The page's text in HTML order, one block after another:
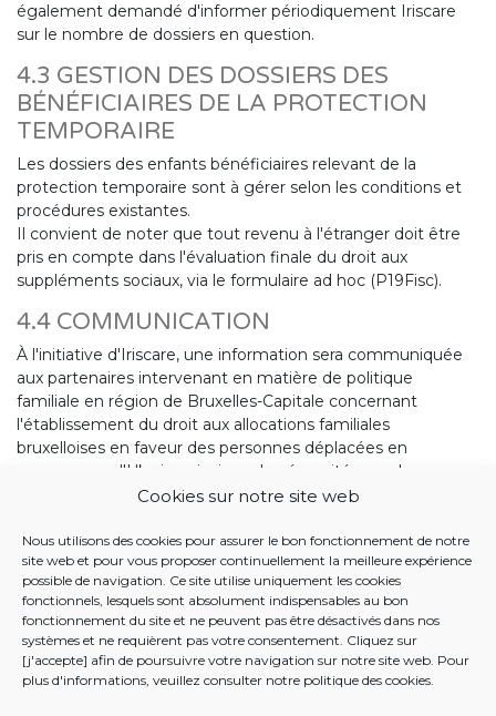
Cookies sur notre site web
Nous utilisons des cookies pour assurer le bon fonctionnement de notre
site web et pour vous proposer continuellement la meilleure expérience
possible de navigation. Ce site utilise uniquement les cookies
fonctionnels, lesquels sont absolument indispensables au bon
fonctionnement du site et ne peuvent pas être désactivés dans nos
systèmes et ne requièrent pas votre consentement. Cliquez sur
[j'accepte] afin de poursuivre votre navigation sur notre site web. Pour
plus d'informations, veuillez consulter notre politique des cookies.
également demandé d'informer périodiquement Iriscare
sur le nombre de dossiers en question.
4.3 GESTION DES DOSSIERS DES
BÉNÉFICIAIRES DE LA PROTECTION
TEMPORAIRE
Les dossiers des enfants bénéficiaires relevant de la
protection temporaire sont à gérer selon les conditions et
procédures existantes.
Il convient de noter que tout revenu à l'étranger doit être
pris en compte dans l'évaluation finale du droit aux
suppléments sociaux, via le formulaire ad hoc (P19Fisc).
4.4 COMMUNICATION
À l'initiative d'Iriscare, une information sera communiquée
aux partenaires intervenant en matière de politique
familiale en région de Bruxelles-Capitale concernant
l'établissement du droit aux allocations familiales
bruxelloises en faveur des personnes déplacées en
provenance d'Ukraine ainsi que la nécessité, pour les
familles d'accueil, de prendre contact avec leur organisme
auraient une importance déterminante sur leur droit.
Je vous remercie pour votre collaboration.
Tania Dekens
Fonctionnaire dirigeante